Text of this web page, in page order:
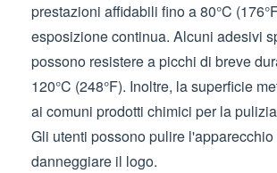
prestazioni affidabili fino a 80°C
esposizione continua. Alcuni adesivi
possono resistere a picchi di breve
120°C (248°F). Inoltre, la superficie
ai comuni prodotti chimici per la
Gli utenti possono pulire
danneggiare il logo.